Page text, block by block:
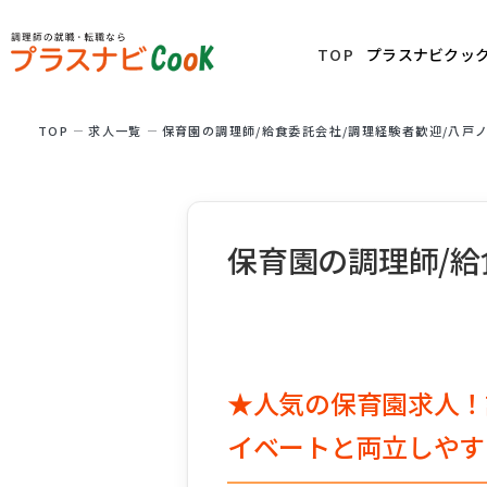
TOP プラスナビクッ
TOP 求⼈⼀覧 保育園の調理師/給食委託会社/調理経験者歓迎/八戸
保育園の調理師/
★人気の保育園求人
イベートと両立しや